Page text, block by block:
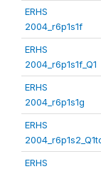
ERHS
2004_r6p1s1f
ERHS
2004_r6p1s1f_Q1
ERHS
2004_r6p1s1g
ERHS
ERHS